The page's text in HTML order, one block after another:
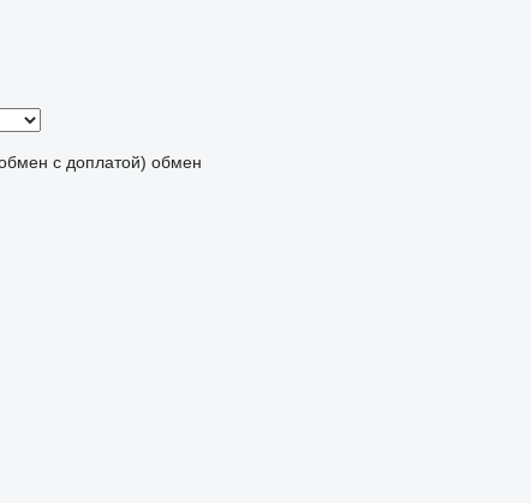
с доплатой) обмен